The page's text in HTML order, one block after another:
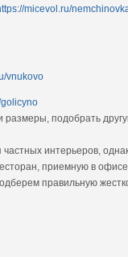
micevol.ru/
vnukovo
подобрать
интерьеров,
приемную в
правильную